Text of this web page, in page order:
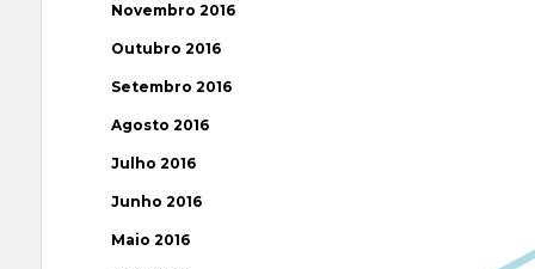
Novembro 2016
Outubro 2016
Setembro 2016
Agosto 2016
Julho 2016
Junho 2016
Maio 2016